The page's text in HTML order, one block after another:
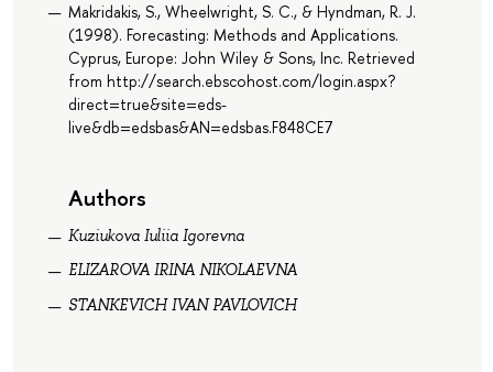
Makridakis, S., Wheelwright, S. C., & Hyndman, R. J.
(1998). Forecasting: Methods and Applications.
Cyprus, Europe: John Wiley & Sons, Inc. Retrieved
from http://search.ebscohost.com/login.aspx?
direct=true&site=eds-
live&db=edsbas&AN=edsbas.F848CE7
Authors
Kuziukova Iuliia Igorevna
ELIZAROVA IRINA NIKOLAEVNA
STANKEVICH IVAN PAVLOVICH